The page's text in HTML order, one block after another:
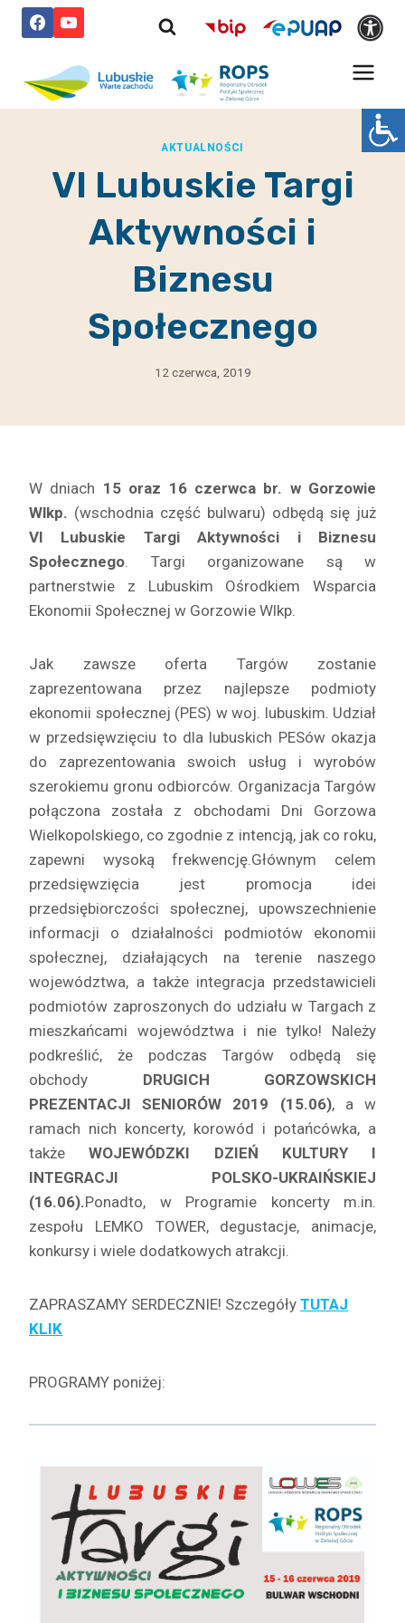
Przejdź
AKTUALNOŚCI
VI Lubuskie Targi
Aktywności i
Biznesu
Społecznego
12 czerwca, 2019
W dniach 15 oraz 16 czerwca br. w Gorzowie
Wlkp. (wschodnia część bulwaru) odbędą się już
VI Lubuskie Targi Aktywności i Biznesu
Społecznego. Targi organizowane są w
partnerstwie z Lubuskim Ośrodkiem Wsparcia
Ekonomii Społecznej w Gorzowie Wlkp.
Jak zawsze oferta Targów zostanie
zaprezentowana przez najlepsze podmioty
ekonomii społecznej (PES) w woj. lubuskim. Udział
w przedsięwzięciu to dla lubuskich PESów okazja
do zaprezentowania swoich usług i wyrobów
szerokiemu gronu odbiorców. Organizacja Targów
połączona została z obchodami Dni Gorzowa
Wielkopolskiego, co zgodnie z intencją, jak co roku,
zapewni wysoką frekwencję.Głównym celem
przedsięwzięcia jest promocja idei
przedsiębiorczości społecznej, upowszechnienie
informacji o działalności podmiotów ekonomii
społecznej, działających na terenie naszego
województwa, a także integracja przedstawicieli
podmiotów zaproszonych do udziału w Targach z
mieszkańcami województwa i nie tylko! Należy
podkreślić, że podczas Targów odbędą się
obchody DRUGICH GORZOWSKICH
PREZENTACJI SENIORÓW 2019 (15.06), a w
ramach nich koncerty, korowód i potańcówka, a
takżeWOJEWÓDZKI DZIEŃ KULTURY I
INTEGRACJI POLSKO-UKRAIŃSKIEJ
(16.06).Ponadto, w Programie koncerty m.in.
zespołu LEMKO TOWER, degustacje, animacje,
konkursy i wiele dodatkowych atrakcji.
ZAPRASZAMY SERDECZNIE! Szczegóły TUTAJ
KLIK
PROGRAMY poniżej: